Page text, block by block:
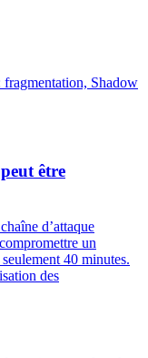
fragmentation, Shadow
être
d’attaque
un
40 minutes.
des